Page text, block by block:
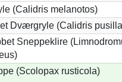
(Calidris melanotos)
Dværgryle (Calidris
Sneppeklire
(Scolopax rusticola)